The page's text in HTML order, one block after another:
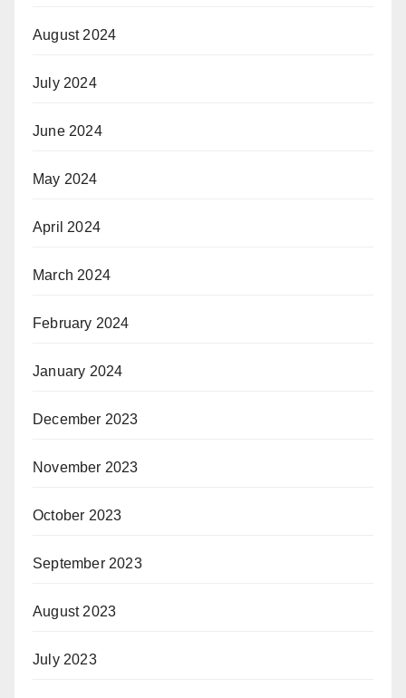
August 2024
July 2024
June 2024
May 2024
April 2024
March 2024
February 2024
January 2024
December 2023
November 2023
October 2023
September 2023
August 2023
July 2023